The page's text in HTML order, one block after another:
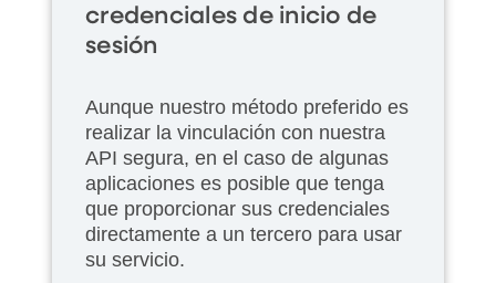
credenciales de inicio de
sesión
Aunque nuestro método preferido es
realizar la vinculación con nuestra
API segura, en el caso de algunas
aplicaciones es posible que tenga
que proporcionar sus credenciales
directamente a un tercero para usar
su servicio.